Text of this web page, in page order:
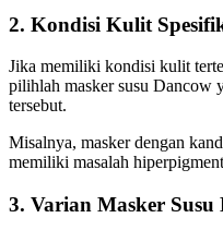
2. Kondisi Kulit
Jika memiliki kondisi kulit
pilihlah masker susu Dancow
tersebut.
Misalnya, masker dengan
memiliki masalah
3. Varian Masker Susu